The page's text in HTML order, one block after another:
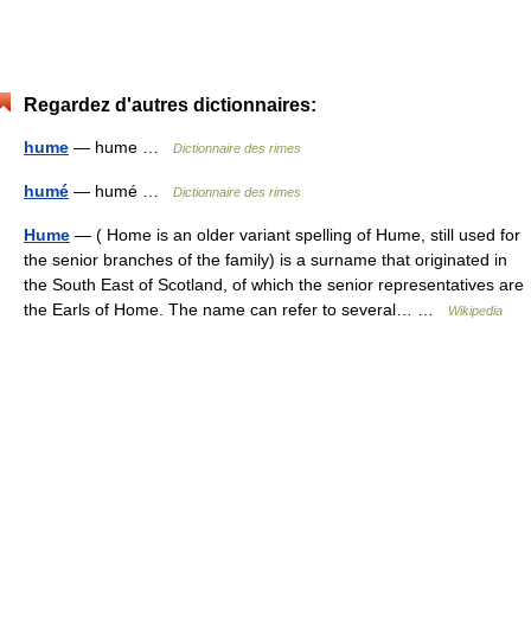
Regardez d'autres dictionnaires:
hume — hume … Dictionnaire des rimes
humé — humé … Dictionnaire des rimes
Hume — ( Home is an older variant spelling of Hume, still used for
the senior branches of the family) is a surname that originated in
the South East of Scotland, of which the senior representatives are
the Earls of Home. The name can refer to several… …
Wikipedia